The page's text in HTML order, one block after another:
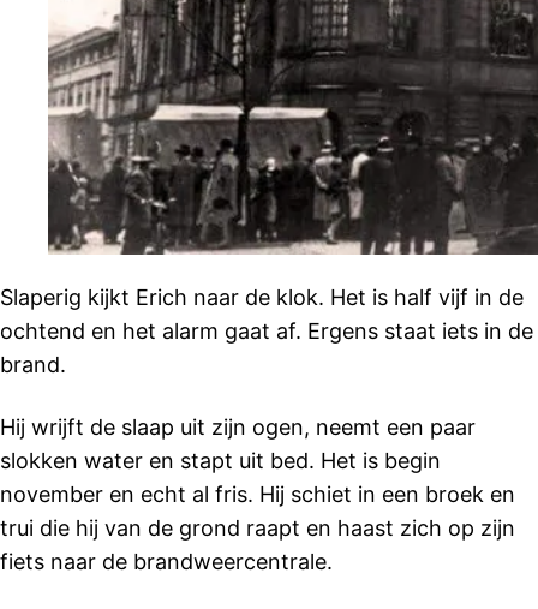
Slaperig kijkt Erich naar de klok. Het is half vijf in de
ochtend en het alarm gaat af. Ergens staat iets in de
brand.
Hij wrijft de slaap uit zijn ogen, neemt een paar
slokken water en stapt uit bed. Het is begin
november en echt al fris. Hij schiet in een broek en
trui die hij van de grond raapt en haast zich op zijn
fiets naar de brandweercentrale.